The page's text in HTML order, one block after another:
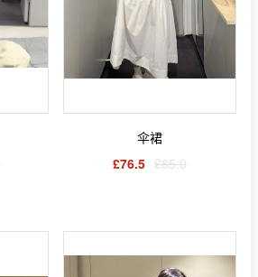
伞裙
£76.5 £85.0